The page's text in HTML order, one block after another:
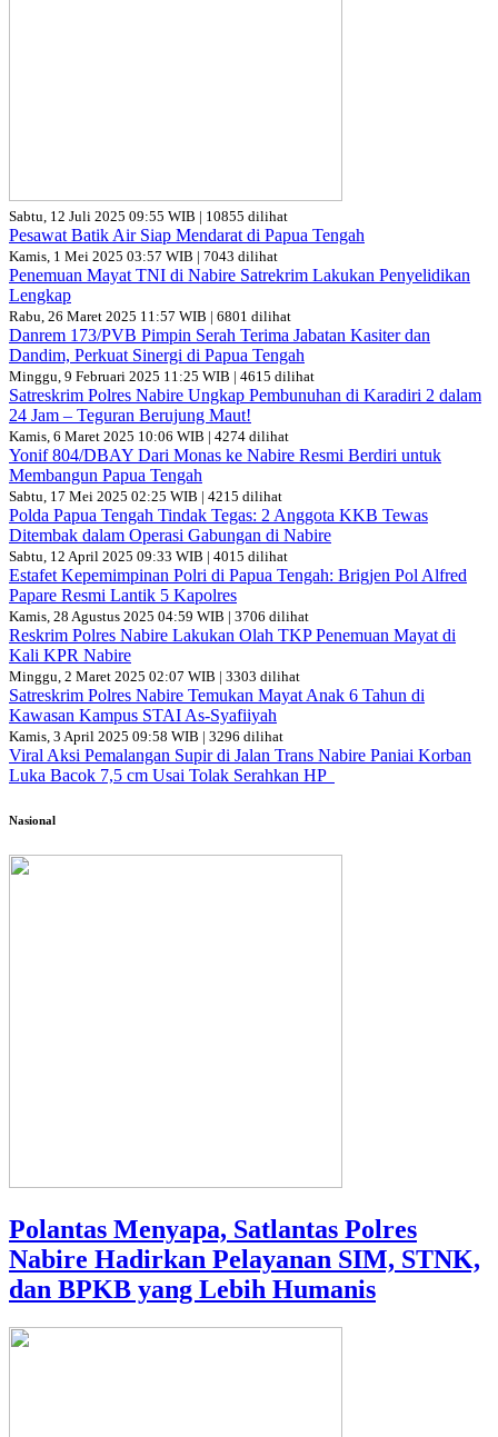
Sabtu, 12 Juli 2025 09:55 WIB | 10855 dilihat
Pesawat Batik Air Siap Mendarat di Papua Tengah
Kamis, 1 Mei 2025 03:57 WIB | 7043 dilihat
Penemuan Mayat TNI di Nabire Satrekrim Lakukan Penyelidikan
Lengkap
Rabu, 26 Maret 2025 11:57 WIB | 6801 dilihat
Danrem 173/PVB Pimpin Serah Terima Jabatan Kasiter dan
Dandim, Perkuat Sinergi di Papua Tengah
Minggu, 9 Februari 2025 11:25 WIB | 4615 dilihat
Satreskrim Polres Nabire Ungkap Pembunuhan di Karadiri 2 dalam
24 Jam – Teguran Berujung Maut!
Kamis, 6 Maret 2025 10:06 WIB | 4274 dilihat
Yonif 804/DBAY Dari Monas ke Nabire Resmi Berdiri untuk
Membangun Papua Tengah
Sabtu, 17 Mei 2025 02:25 WIB | 4215 dilihat
Polda Papua Tengah Tindak Tegas: 2 Anggota KKB Tewas
Ditembak dalam Operasi Gabungan di Nabire
Sabtu, 12 April 2025 09:33 WIB | 4015 dilihat
Estafet Kepemimpinan Polri di Papua Tengah: Brigjen Pol Alfred
Papare Resmi Lantik 5 Kapolres
Kamis, 28 Agustus 2025 04:59 WIB | 3706 dilihat
Reskrim Polres Nabire Lakukan Olah TKP Penemuan Mayat di
Kali KPR Nabire
Minggu, 2 Maret 2025 02:07 WIB | 3303 dilihat
Satreskrim Polres Nabire Temukan Mayat Anak 6 Tahun di
Kawasan Kampus STAI As-Syafiiyah
Kamis, 3 April 2025 09:58 WIB | 3296 dilihat
Viral Aksi Pemalangan Supir di Jalan Trans Nabire Paniai Korban
Luka Bacok 7,5 cm Usai Tolak Serahkan HP
Nasional
Polantas Menyapa, Satlantas Polres
Nabire Hadirkan Pelayanan SIM, STNK,
dan BPKB yang Lebih Humanis